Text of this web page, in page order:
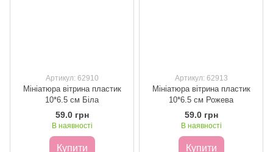
Артикул: 62910
Мініатюра вітрина пластик
10*6.5 см Біла
59.0 грн
В наявності
Купити
Артикул: 62913
Мініатюра вітрина пластик
10*6.5 см Рожева
59.0 грн
В наявності
Купити